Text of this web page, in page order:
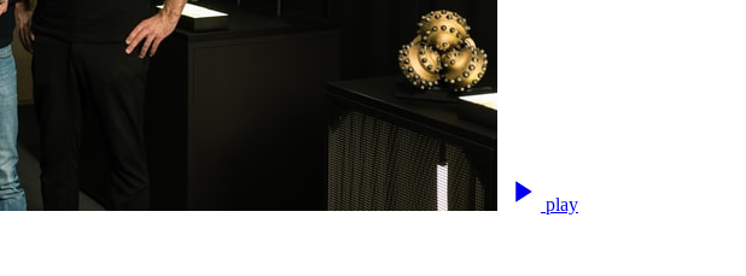
play